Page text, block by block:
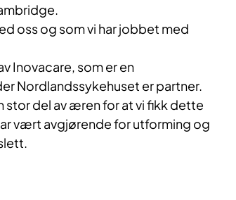
oss og som vi har jobbet med
Inovacare, som er en
Nordlandssykehuset er partner.
stor del av æren for at vi fikk dette
vært avgjørende for utforming og